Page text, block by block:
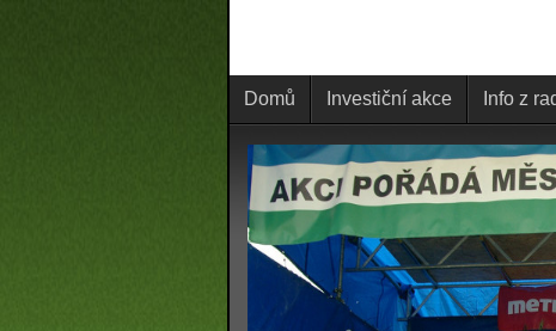
Domů Investiční akce Info z